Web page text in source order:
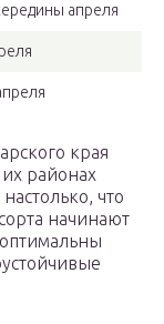
апреля
края
районах
что
начинают